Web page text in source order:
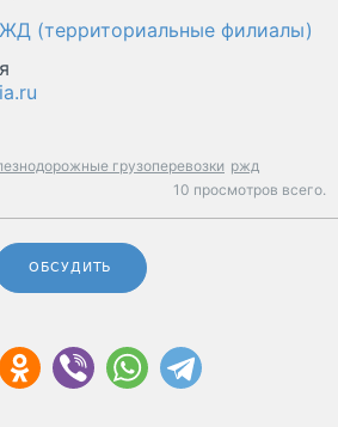
(территориальные филиалы)
грузоперевозки ржд
10 просмотров всего.
ОБСУДИТЬ